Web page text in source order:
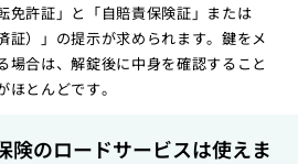
免許証」と「自賠責保険証」または
証）」の提示が求められます。鍵をメ
場合は、解錠後に中身を確認すること
とんどです。
険のロードサービスは使えま